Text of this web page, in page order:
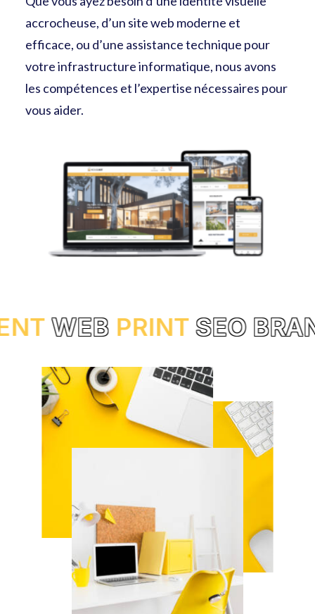
Demander un devis
accrocheuse, d’un site web moderne et
efficace, ou d’une assistance technique pour
votre infrastructure informatique, nous avons
les compétences et l’expertise nécessaires pour
vous aider.
PRINT SEO BRANDING